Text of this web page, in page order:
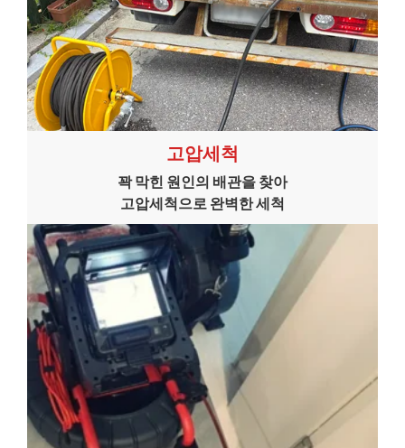
고압세척
꽉 막힌 원인의 배관을 찾아
고압세척으로 완벽한 세척